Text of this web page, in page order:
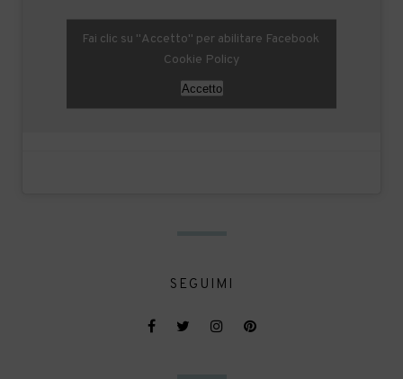
Fai clic su "Accetto" per abilitare Facebook
Cookie Policy
Accetto
SEGUIMI